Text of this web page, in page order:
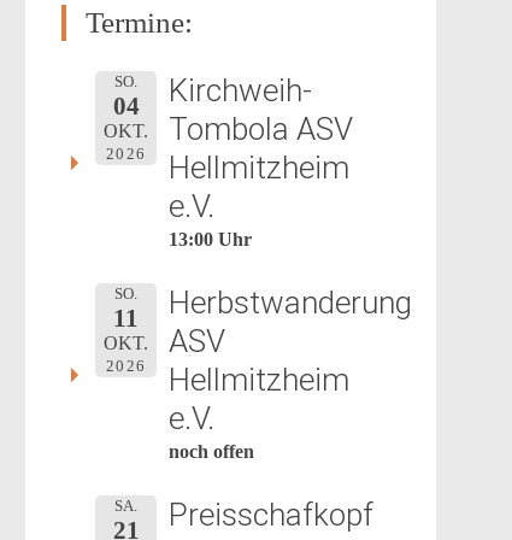
Termine:
SO.
04
OKT.
2026
Kirchweih-
Tombola ASV
Hellmitzheim
e.V.
13:00 Uhr
SO.
11
OKT.
2026
Herbstwanderung
ASV
Hellmitzheim
e.V.
noch offen
SA.
21
Preisschafkopf